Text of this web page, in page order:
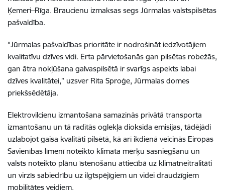
Ķemeri–Rīga. Braucienu izmaksas segs Jūrmalas valstspilsētas
pašvaldība.
“Jūrmalas pašvaldības prioritāte ir nodrošināt iedzīvotājiem
kvalitatīvu dzīves vidi. Ērta pārvietošanās gan pilsētas robežās,
gan ātra nokļūšana galvaspilsētā ir svarīgs aspekts labai
dzīves kvalitātei,” uzsver Rita Sproģe, Jūrmalas domes
priekšsēdētāja.
Elektrovilcienu izmantošana samazinās privātā transporta
izmantošanu un tā radītās oglekļa dioksīda emisijas, tādējādi
uzlabojot gaisa kvalitāti pilsētā, kā arī ikdienā veicinās Eiropas
Savienības līmenī noteikto klimata mērķu sasniegšanu un
valsts noteikto plānu īstenošanu attiecībā uz klimatneitralitāti
un virzīs sabiedrību uz ilgtspējīgiem un videi draudzīgiem
mobilitātes veidiem.